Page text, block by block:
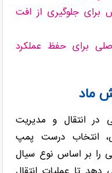
برای جلوگیری از افت
برای حفظ عملکرد
ماد
در انتقال و مدیریت
انتخاب درست پمپ
را بر اساس نوع سیال